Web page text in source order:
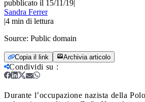
pubblicato il 15/11/19
Sandra Ferrer
|4 min di lettura
Source: Public domain
Copia il link Archivia articolo
Condividi su :
Durante l’occupazione nazista della